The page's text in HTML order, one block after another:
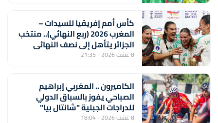
كأس أمم إفريقيا للسيدات –
المغرب 2026 (ربع النهائي).. منتخب
الجزائر يتأهل إلى نصف النهائي
بفوزه على نظيره الايفواري (2-1)
8 غشت 2026 - 21:35
الكاميرون .. المغربي إبراهيم
الصباحي يفوز بالسباق الدولي
للدراجات الجبلية "شانتال بيا"
8 غشت 2026 - 18:04